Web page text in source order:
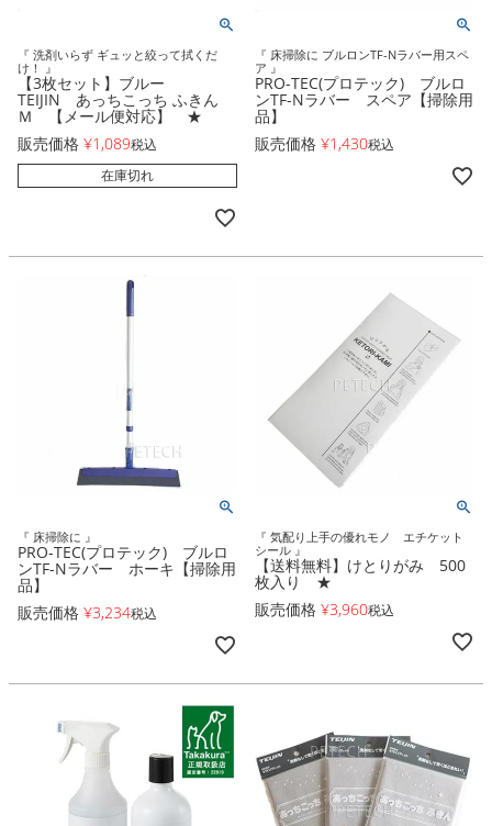
『 洗剤いらず ギュッと絞って拭くだ
け！ 』
【3枚セット】ブルー
TEIJIN あっちこっち ふきん
Ｍ 【メール便対応】 ★
販売価格 ¥1,089税込
在庫切れ
『 床掃除に ブルロンTF-Nラバー用スペ
ア 』
PRO-TEC(プロテック) ブルロ
ンTF-Nラバー スペア【掃除用
品】
販売価格 ¥1,430税込
『 床掃除に 』
PRO-TEC(プロテック) ブルロ
ンTF-Nラバー ホーキ【掃除用
品】
販売価格 ¥3,234税込
『 気配り上手の優れモノ エチケット
シール 』
【送料無料】けとりがみ 500
枚入り ★
販売価格 ¥3,960税込